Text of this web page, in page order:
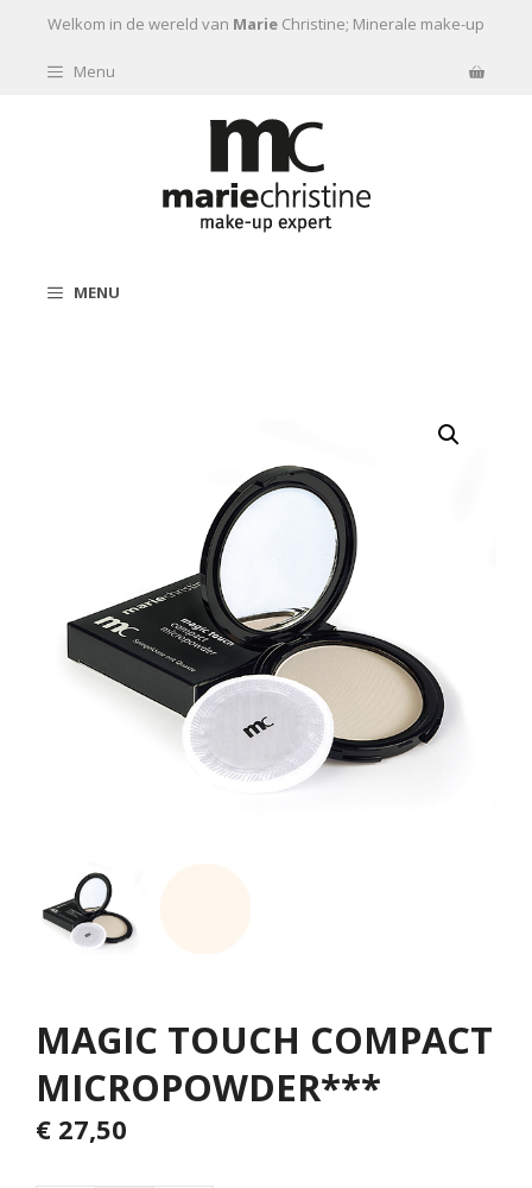
Ga naar de inhoud
Welkom in de wereld van Marie Christine; Minerale make-up
Menu
MENU
MAGIC TOUCH COMPACT
MICROPOWDER***
€ 27,50